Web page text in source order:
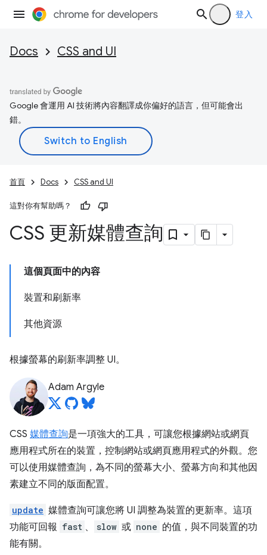
登入
Docs CSS and UI
Google 會運用 AI 技術將內容翻譯成你偏好的語言，但可能會出
錯。
首頁 Docs CSS and UI
這對你有幫助嗎？
CSS 更新媒體查詢
這個頁面中的內容
裝置和刷新率
其他資源
根據螢幕的刷新率調整 UI。
Adam Argyle
CSS 媒體查詢是一項強大的工具，可讓您根據網站或網頁
應用程式所在的裝置，控制網站或網頁應用程式的外觀。您
可以使用媒體查詢，為不同的螢幕大小、螢幕方向和其他因
素建立不同的版面配置。
update 媒體查詢可讓您將 UI 調整為裝置的更新率。這項
功能可回報 fast 、 slow 或 none 的值，與不同裝置的功
能有關。